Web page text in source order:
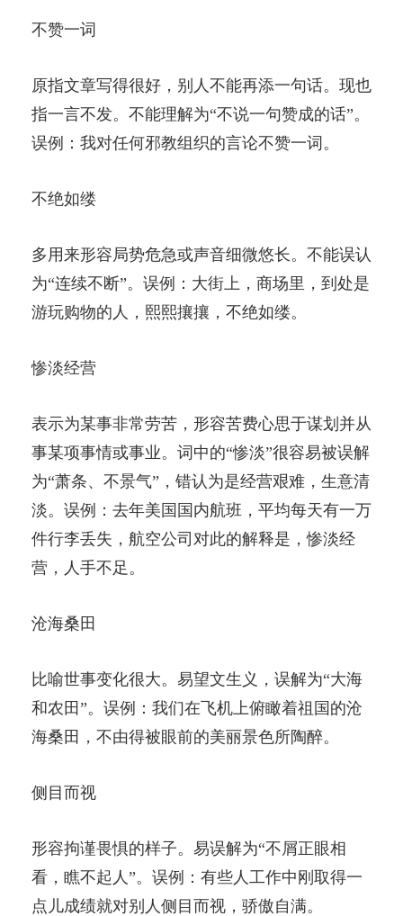
不赞一词
原指文章写得很好，别人不能再添一句话。现也
指一言不发。不能理解为“不说一句赞成的话”。
误例：我对任何邪教组织的言论不赞一词。
不绝如缕
多用来形容局势危急或声音细微悠长。不能误认
为“连续不断”。误例：大街上，商场里，到处是
游玩购物的人，熙熙攘攘，不绝如缕。
惨淡经营
表示为某事非常劳苦，形容苦费心思于谋划并从
事某项事情或事业。词中的“惨淡”很容易被误解
为“萧条、不景气”，错认为是经营艰难，生意清
淡。误例：去年美国国内航班，平均每天有一万
件行李丢失，航空公司对此的解释是，惨淡经
营，人手不足。
沧海桑田
比喻世事变化很大。易望文生义，误解为“大海
和农田”。误例：我们在飞机上俯瞰着祖国的沧
海桑田，不由得被眼前的美丽景色所陶醉。
侧目而视
形容拘谨畏惧的样子。易误解为“不屑正眼相
看，瞧不起人”。误例：有些人工作中刚取得一
点儿成绩就对别人侧目而视，骄傲自满。